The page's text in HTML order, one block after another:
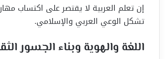
إن تعلم العربية لا يقتصر على اكتساب
تشكل الوعي العربي والإسلامي.
اللغة والهوية وبناء الجسور